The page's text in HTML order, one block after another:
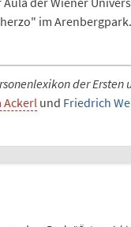
im Arenbergpark.
der Ersten
Ackerl und Friedrich